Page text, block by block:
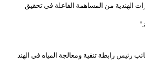
الهندية من المساهمة الفاعلة في تحقيق
رئيس رابطة تنقية ومعالجة المياه في الهند